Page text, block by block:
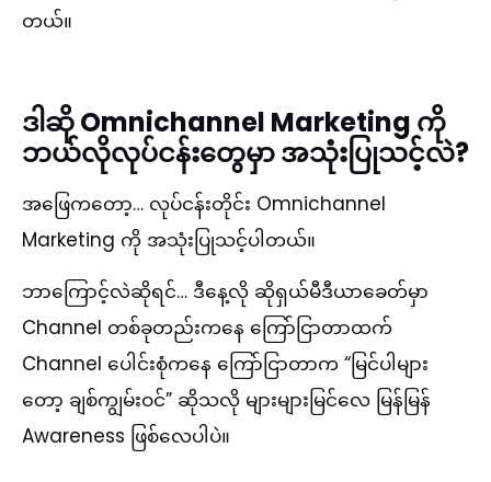
တယ်။
ဒါဆို Omnichannel Marketing ကို
ဘယ်လိုလုပ်ငန်းတွေမှာ အသုံးပြုသင့်လဲ?
အဖြေကတော့… လုပ်ငန်းတိုင်း Omnichannel
Marketing ကို အသုံးပြုသင့်ပါတယ်။
ဘာကြောင့်လဲဆိုရင်… ဒီနေ့လို ဆိုရှယ်မီဒီယာခေတ်မှာ
Channel တစ်ခုတည်းကနေ ကြော်ငြာ‌တာထက်
Channel ပေါင်းစုံကနေ ကြော်ငြာတာက “မြင်ပါများ
တော့ ချစ်ကျွမ်းဝင်” ဆိုသလို များများမြင်လေ မြန်မြန်
Awareness ဖြစ်လေပါပဲ။